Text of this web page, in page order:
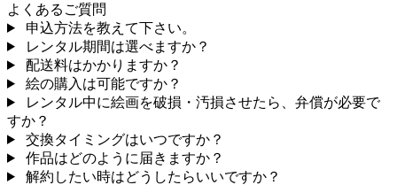
よくあるご質問
申込方法を教えて下さい。
レンタル期間は選べますか？
配送料はかかりますか？
絵の購入は可能ですか？
レンタル中に絵画を破損・汚損させたら、弁償が必要で
すか？
交換タイミングはいつですか？
作品はどのように届きますか？
解約したい時はどうしたらいいですか？